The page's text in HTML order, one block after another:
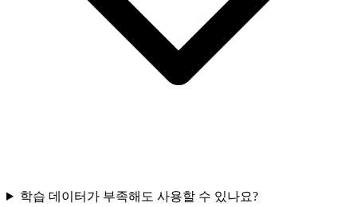
학습 데이터가 부족해도 사용할 수 있나요?